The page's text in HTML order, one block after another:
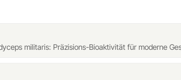
militaris: Präzisions-Bioaktivität für moderne